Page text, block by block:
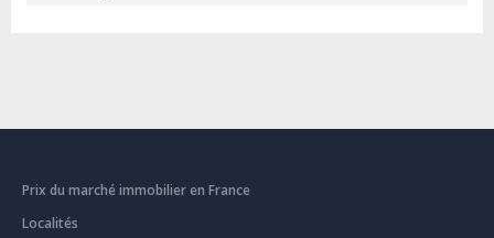
Prix du marché immobilier en France
Localités